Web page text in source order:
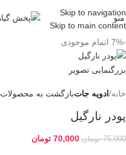
Skip to navigation
Skip to main content
منو
-7% اتمام موجودی
بزرگنمایی تصویر
خانه ادویه جاتبازگشت به محصولات
پودر نارگیل
75,000 تومان 70,000 تومان